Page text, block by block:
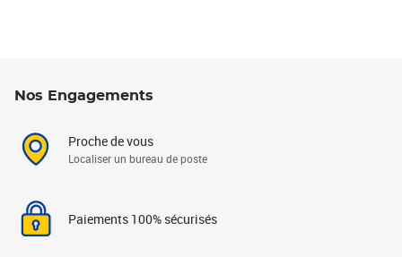
Nos Engagements
Proche de vous
Localiser un bureau de poste
Paiements 100% sécurisés